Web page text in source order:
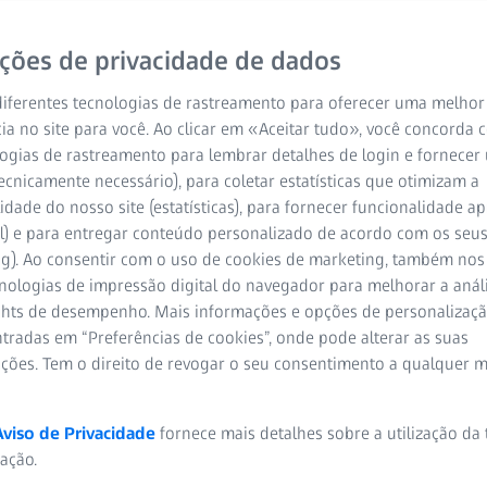
é uma aventura nova e empolgante para todas as crianças.
global e uma boa visão desempenha um papel
do país, a maioria das crianças tem de ser submetida a
este "teste" inclui uma avaliação da capacidade
este exame, recomenda-se a consulta de um
dos olhos e da capacidade visual da criança e pode, por
com os pais, se a criança precisa de auxiliares de visão,
de privacidade de dados
tecnologias de rastreamento para oferecer uma melhor
no site para você. Ao clicar em «Aceitar tudo», você concorda
de rastreamento para lembrar detalhes de login e fornecer
necessário), para coletar estatísticas que otimizam a
do nosso site (estatísticas), para fornecer funcionalidade
e para entregar conteúdo personalizado de acordo com os
Ao consentir com o uso de cookies de marketing, também
de impressão digital do navegador para melhorar a
de desempenho. Mais informações e opções de
em “Preferências de cookies”, onde pode alterar as suas
Tem o direito de revogar o seu consentimento a qualquer
de Privacidade fornece mais detalhes sobre a utilização da